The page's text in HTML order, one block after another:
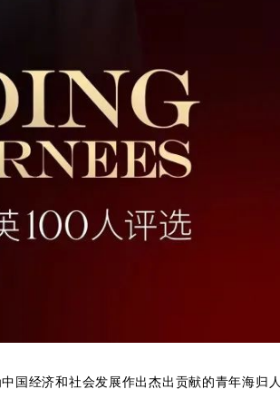
国经济和社会发展作出杰出贡献的青年海归人